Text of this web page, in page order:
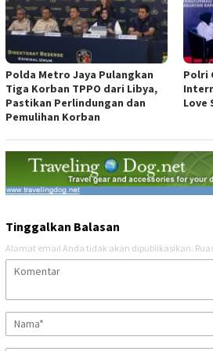
Polda Metro Jaya Pulangkan
Tiga Korban TPPO dari Libya,
Pastikan Perlindungan dan
Pemulihan Korban
Polri
Love
Tinggalkan Balasan
Alamat email Anda tidak akan dipublikasikan.